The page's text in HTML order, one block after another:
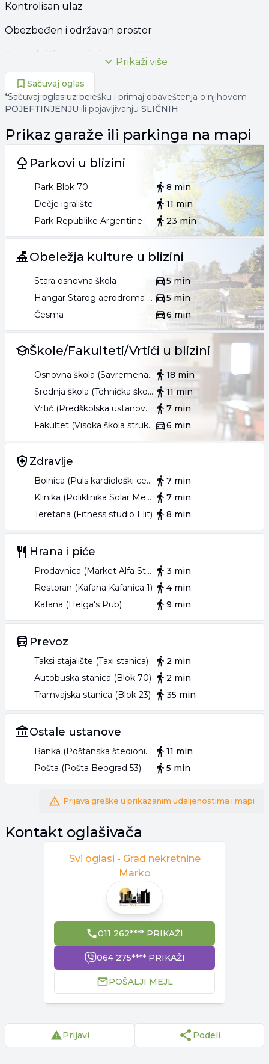
Kontrolisan ulaz
Obezbeđen i održavan prostor
Posrednička provizija fixno 750eur
011 262**** PRIKAŽI
Prikaži više
Sačuvaj oglas
*Sačuvaj oglas uz belešku i primaj obaveštenja o njihovom
POJEFTINJENJU ili pojavljivanju SLIČNIH
Prikaz garaže ili parkinga na mapi
Parkovi u blizini
Park Blok 70
8 min
Dečje igralište
11 min
Park Republike Argentine
23 min
Obeležja kulture u blizini
Stara osnovna škola
5 min
Hangar Starog aerodroma na Novom Beogradu
5 min
Česma
6 min
Škole/Fakulteti/Vrtići u blizini
Osnovna škola (Savremena osnovna škola)
18 min
Srednja škola (Tehnička škola Zmaj)
11 min
Vrtić (Predškolska ustanova Meda 2)
7 min
Fakultet (Visoka škola strukovnih studija za informacione tehnologije ITS)
6 min
Zdravlje
Bolnica (Puls kardiološki centar)
7 min
Klinika (Poliklinika Solar Medical Center)
7 min
Teretana (Fitness studio Elit)
8 min
Hrana i piće
Prodavnica (Market Alfa Star)
3 min
Restoran (Kafana Kafanica 1)
4 min
Kafana (Helga's Pub)
9 min
Prevoz
Taksi stajalište (Taxi stanica)
2 min
Autobuska stanica (Blok 70)
2 min
Tramvajska stanica (Blok 23)
35 min
Ostale ustanove
Banka (Poštanska štedionica)
11 min
Pošta (Pošta Beograd 53)
5 min
Prijava greške u prikazanim udaljenostima i mapi
Kontakt oglašivača
Svi oglasi - Grad nekretnine
Marko
011 262**** PRIKAŽI
064 275**** PRIKAŽI
POŠALJI MEJL
Prijavi Podeli